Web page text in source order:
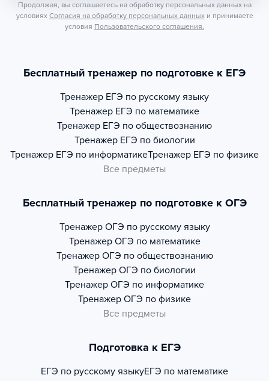
Продолжая, вы соглашаетесь на обработку персональных данных на
условиях Согласия на обработку персональных данных и принимаете
условия Пользовательского соглашения.
Бесплатный тренажер по подготовке к ЕГЭ
Тренажер ЕГЭ по русскому языку
Тренажер ЕГЭ по математике
Тренажер ЕГЭ по обществознанию
Тренажер ЕГЭ по биологии
Тренажер ЕГЭ по информатикеТренажер ЕГЭ по физике
Все предметы
Бесплатный тренажер по подготовке к ОГЭ
Тренажер ОГЭ по русскому языку
Тренажер ОГЭ по математике
Тренажер ОГЭ по обществознанию
Тренажер ОГЭ по биологии
Тренажер ОГЭ по информатике
Тренажер ОГЭ по физике
Все предметы
Подготовка к ЕГЭ
ЕГЭ по русскому языкуЕГЭ по математике